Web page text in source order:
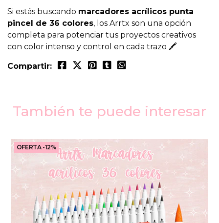
Si estás buscando marcadores acrílicos punta
pincel de 36 colores, los Arrtx son una opción
completa para potenciar tus proyectos creativos
con color intenso y control en cada trazo 🖍️
Compartir:
También te puede interesar
OFERTA -12%